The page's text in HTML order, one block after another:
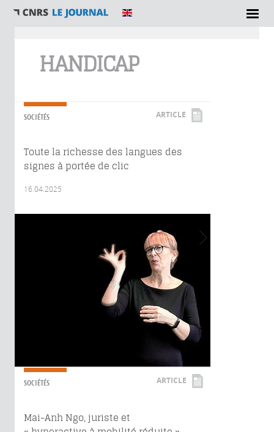
HANDICAP
SOCIÉTÉS ARTICLE
Toute la richesse des langues des
signes à portée de clic
16.04.2025
SOCIÉTÉS ARTICLE
Mai-Anh Ngo, juriste et